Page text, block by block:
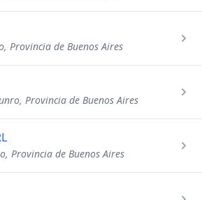
Provincia de Buenos Aires
Provincia de Buenos Aires
Provincia de Buenos Aires